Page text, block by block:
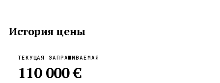
История цены
ТЕКУЩАЯ ЗАПРАШИВАЕМАЯ
110 000 €